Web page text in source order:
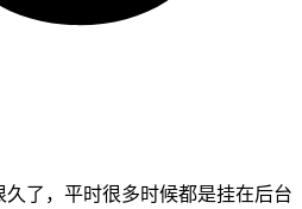
了，平时很多时候都是挂在后台